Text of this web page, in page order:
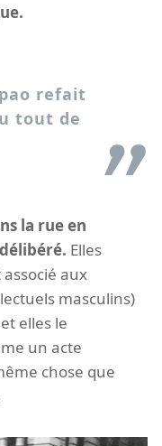
refait
tout de
la rue en
Elles
aux
masculins)
elles le
un acte
chose que